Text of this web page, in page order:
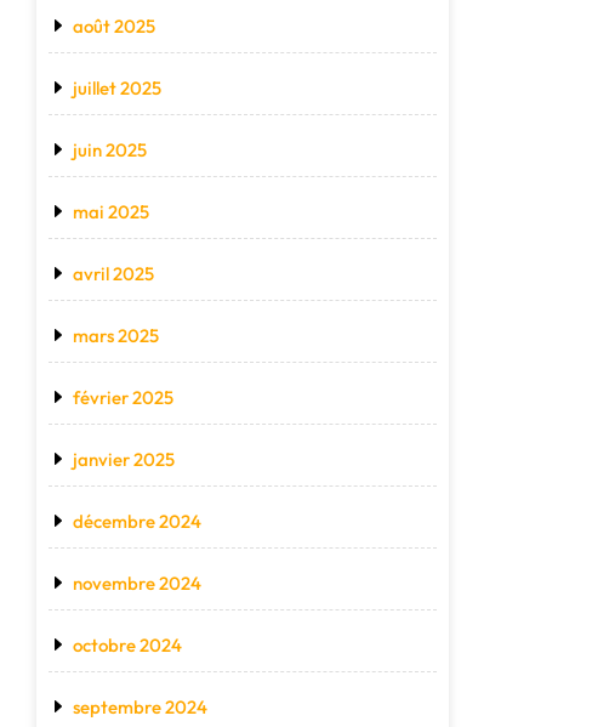
août 2025
juillet 2025
juin 2025
mai 2025
avril 2025
mars 2025
février 2025
janvier 2025
décembre 2024
novembre 2024
octobre 2024
septembre 2024